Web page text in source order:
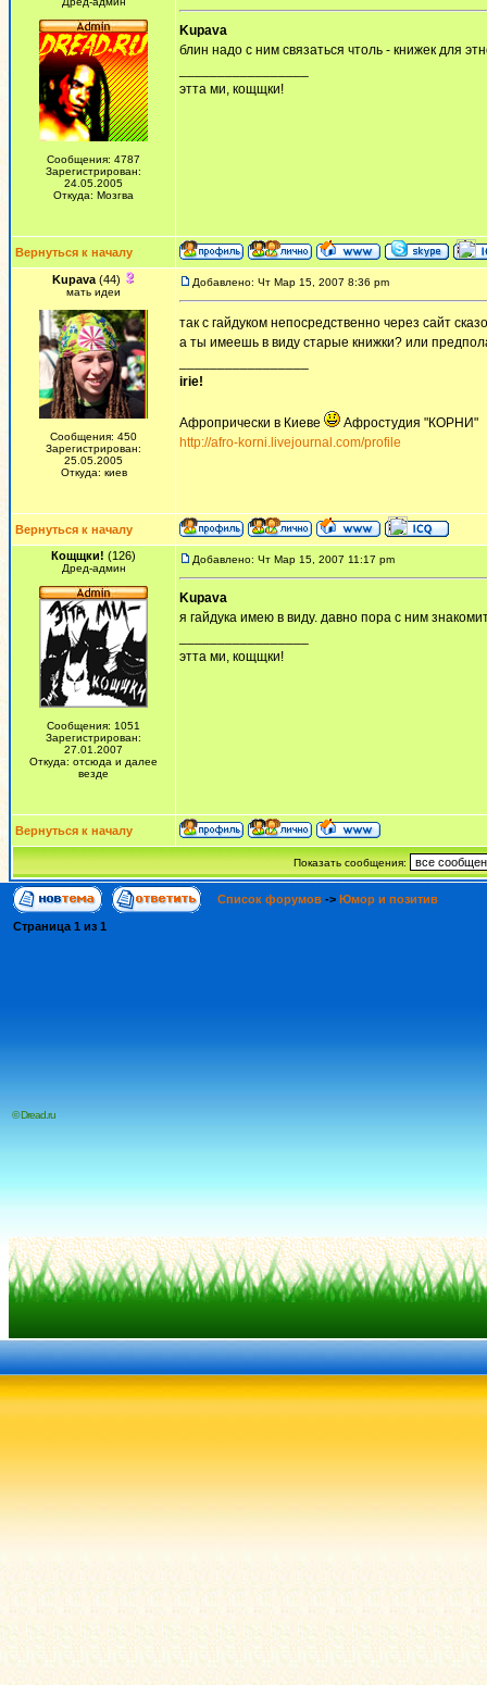
Сообщения: 4787
Зарегистрирован:
24.05.2005
Откуда: Мозгва
Kupava
блин надо с ним связаться чтоль - книжек для
этта ми, кощщки!
Вернуться к началу
Kupava(44)
мать идеи
Сообщения: 450
Зарегистрирован:
25.05.2005
Откуда: киев
Добавлено: Чт Мар 15, 2007 8:36 pm
так с гайдуком непосредственно через сайт
а ты имеешь в виду старые книжки? или
irie!
Афропрически в Киеве
Афростудия "КОРНИ"
http://afro-korni.livejournal.com/profile
Вернуться к началу
Кощщки! (126)
Дред-админ
Сообщения: 1051
Зарегистрирован:
27.01.2007
Откуда: отсюда и далее
везде
Добавлено: Чт Мар 15, 2007 11:17 pm
Kupava
я гайдука имею в виду. давно пора с ним
этта ми, кощщки!
Вернуться к началу
Показать сообщения:
Список форумов -> Юмор и позитив
Страница 1 из 1
© Dread.ru